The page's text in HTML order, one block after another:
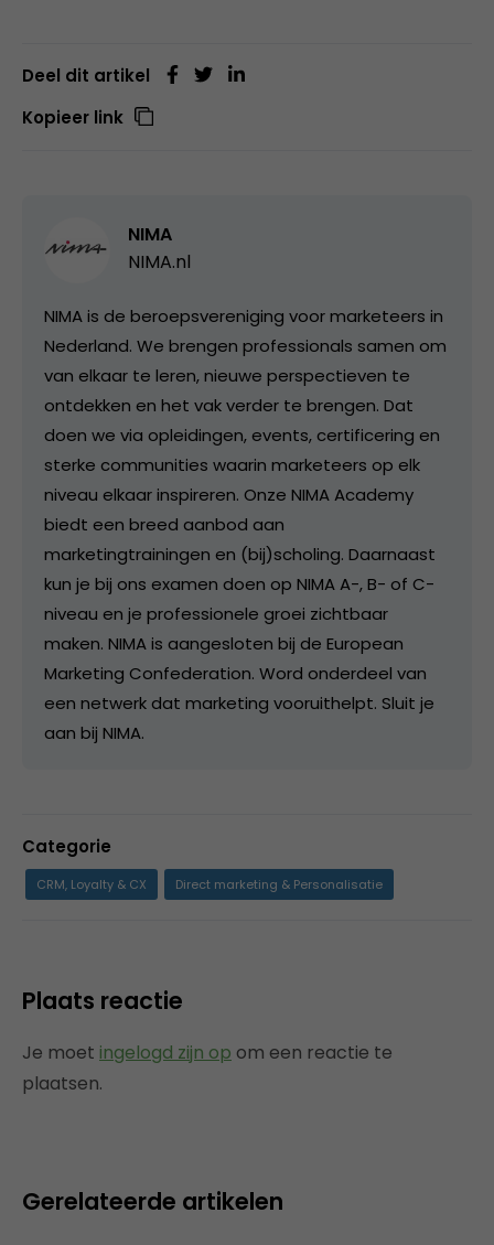
Deel dit artikel
Kopieer link
NIMA
NIMA.nl
NIMA is de beroepsvereniging voor marketeers in
Nederland. We brengen professionals samen om
van elkaar te leren, nieuwe perspectieven te
ontdekken en het vak verder te brengen. Dat
doen we via opleidingen, events, certificering en
sterke communities waarin marketeers op elk
niveau elkaar inspireren. Onze NIMA Academy
biedt een breed aanbod aan
marketingtrainingen en (bij)scholing. Daarnaast
kun je bij ons examen doen op NIMA A-, B- of C-
niveau en je professionele groei zichtbaar
maken. NIMA is aangesloten bij de European
Marketing Confederation. Word onderdeel van
een netwerk dat marketing vooruithelpt. Sluit je
aan bij NIMA.
Categorie
CRM, Loyalty & CX Direct marketing & Personalisatie
Plaats reactie
Je moet ingelogd zijn op om een reactie te
plaatsen.
Gerelateerde artikelen